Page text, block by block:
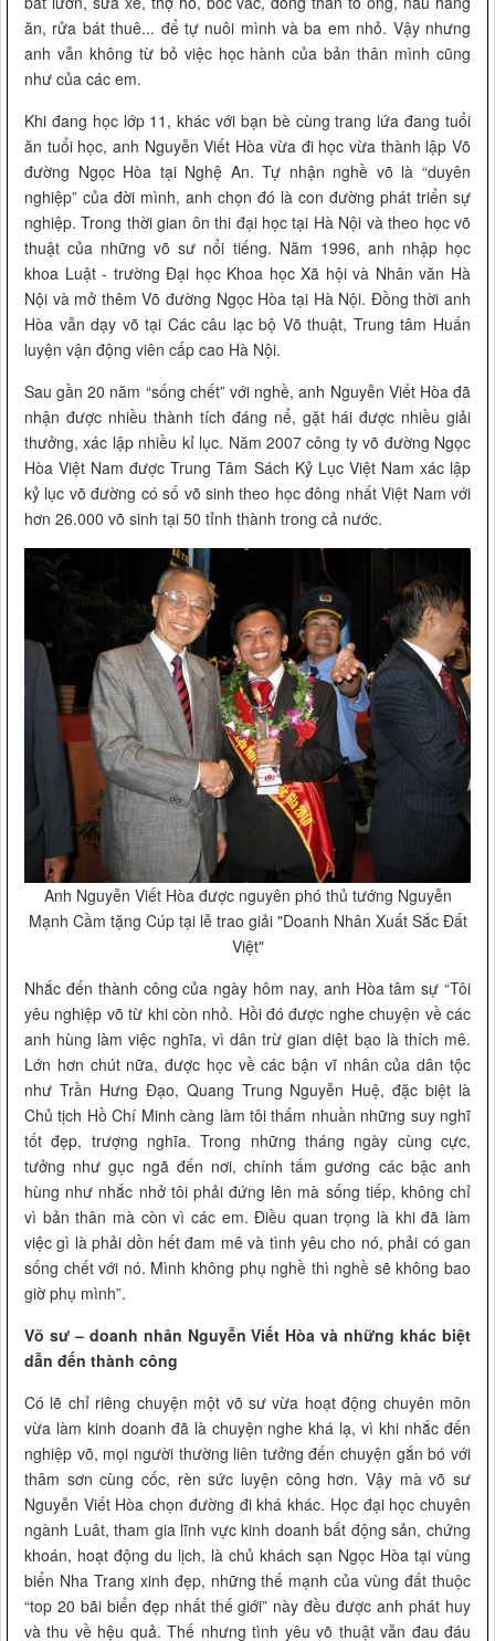
ăn, rửa bát thuê... để tự nuôi mình và ba em nhỏ. Vậy nhưng
anh vẫn không từ bỏ việc học hành của bản thân mình cũng
như của các em.
Khi đang học lớp 11, khác với bạn bè cùng trang lứa đang tuổi
ăn tuổi học, anh Nguyễn Viết Hòa vừa đi học vừa thành lập Võ
đường Ngọc Hòa tại Nghệ An. Tự nhận nghề võ là “duyên
nghiệp” của đời mình, anh chọn đó là con đường phát triển sự
nghiệp. Trong thời gian ôn thi đại học tại Hà Nội và theo học võ
thuật của những võ sư nổi tiếng. Năm 1996, anh nhập học
khoa Luật - trường Đại học Khoa học Xã hội và Nhân văn Hà
Nội và mở thêm Võ đường Ngọc Hòa tại Hà Nội. Đồng thời anh
Hòa vẫn dạy võ tại Các câu lạc bộ Võ thuật, Trung tâm Huấn
luyện vận động viên cấp cao Hà Nội.
Sau gần 20 năm “sống chết” với nghề, anh Nguyễn Viết Hòa đã
nhận được nhiều thành tích đáng nể, gặt hái được nhiều giải
thưởng, xác lập nhiều kỉ lục. Năm 2007 công ty võ đường Ngọc
Hòa Việt Nam được Trung Tâm Sách Kỷ Lục Việt Nam xác lập
kỷ lục võ đường có số võ sinh theo học đông nhất Việt Nam với
hơn 26.000 võ sinh tại 50 tỉnh thành trong cả nước.
Anh Nguyễn Viết Hòa được nguyên phó thủ tướng Nguyễn
Mạnh Cầm tặng Cúp tại lễ trao giải "Doanh Nhân Xuất Sắc Đất
Việt"
Nhắc đến thành công của ngày hôm nay, anh Hòa tâm sự “Tôi
yêu nghiệp võ từ khi còn nhỏ. Hồi đó được nghe chuyện về các
anh hùng làm việc nghĩa, vì dân trừ gian diệt bạo là thích mê.
Lớn hơn chút nữa, được học về các bận vĩ nhân của dân tộc
như Trần Hưng Đạo, Quang Trung Nguyễn Huệ, đặc biệt là
Chủ tịch Hồ Chí Minh càng làm tôi thấm nhuần những suy nghĩ
tốt đẹp, trượng nghĩa. Trong những tháng ngày cùng cực,
tưởng như gục ngã đến nơi, chính tấm gương các bậc anh
hùng như nhắc nhở tôi phải đứng lên mà sống tiếp, không chỉ
vì bản thân mà còn vì các em. Điều quan trọng là khi đã làm
việc gì là phải dồn hết đam mê và tình yêu cho nó, phải có gan
sống chết với nó. Mình không phụ nghề thì nghề sẽ không bao
giờ phụ mình”.
Võ sư – doanh nhân Nguyễn Viết Hòa và những khác biệt
dẫn đến thành công
Có lẽ chỉ riêng chuyện một võ sư vừa hoạt động chuyên môn
vừa làm kinh doanh đã là chuyện nghe khá lạ, vì khi nhắc đến
nghiệp võ, mọi người thường liên tưởng đến chuyện gắn bó với
thâm sơn cùng cốc, rèn sức luyện công hơn. Vậy mà võ sư
Nguyễn Viết Hòa chọn đường đi khá khác. Học đại học chuyên
ngành Luât, tham gia lĩnh vực kinh doanh bất động sản, chứng
khoán, hoạt động du lịch, là chủ khách sạn Ngọc Hòa tại vùng
biển Nha Trang xinh đẹp, những thế mạnh của vùng đất thuộc
“top 20 bãi biển đẹp nhất thế giới” này đều được anh phát huy
và thu về hệu quả. Thế nhưng tình yêu võ thuật vẫn đau đáu